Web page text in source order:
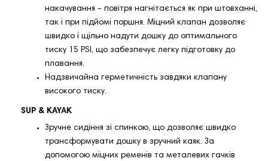
накачування - повітря нагнітається як при штовханні,
так і при підйомі поршня. Міцний клапан дозволяє
швидко і щільно надути дошку до оптимального
тиску 15 PSI, що забезпечує легку підготовку до
плавання.
Надзвичайна герметичність завдяки клапану
високого тиску.
SUP & KAYAK
Зручне сидіння зі спинкою, що дозволяє швидко
трансформувати дошку в зручний каяк. За
допомогою міцних ременів та металевих гачків